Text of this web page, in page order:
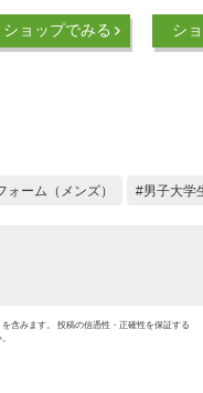
カー 日本代表
ホーム レプリ
ショップでみる
レプリ
ム
シ
ォーム（メンズ） 男子大学
含みます。 投稿の信憑性・正確性を保証する